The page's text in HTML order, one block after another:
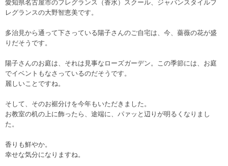
愛知県名古屋市のフレグランス（香水）スクール、ジャパンスタイルフ
レグランスの大野智恵美です。
多治見から通って下さっている陽子さんのご自宅は、今、薔薇の花が盛
りだそうです。
陽子さんのお庭は、それは見事なローズガーデン。この季節には、お庭
でイベントもなさっているのだそうです。
麗しいことですね。
そして、そのお裾分けを今年もいただきました。
お教室の机の上に飾ったら、途端に、パァッと辺りが明るくなりまし
た。
香りも鮮やか。
幸せな気分になりますね。